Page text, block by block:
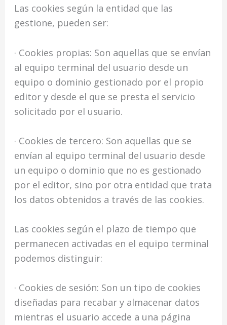
Las cookies según la entidad que las
gestione, pueden ser:
· Cookies propias: Son aquellas que se envían
al equipo terminal del usuario desde un
equipo o dominio gestionado por el propio
editor y desde el que se presta el servicio
solicitado por el usuario.
· Cookies de tercero: Son aquellas que se
envían al equipo terminal del usuario desde
un equipo o dominio que no es gestionado
por el editor, sino por otra entidad que trata
los datos obtenidos a través de las cookies.
Las cookies según el plazo de tiempo que
permanecen activadas en el equipo terminal
podemos distinguir:
· Cookies de sesión: Son un tipo de cookies
diseñadas para recabar y almacenar datos
mientras el usuario accede a una página